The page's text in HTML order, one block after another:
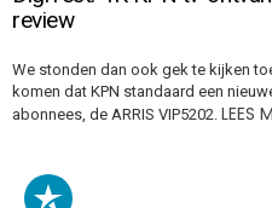
review
We stonden dan ook gek te kijken
komen dat KPN standaard een
abonnees, de ARRIS VIP5202. LEES